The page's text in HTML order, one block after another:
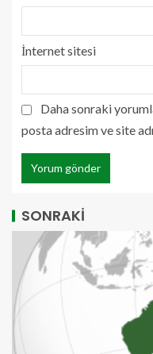
İnternet sitesi
Daha sonraki
posta adresim ve site
SONRAKİ